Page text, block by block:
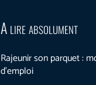
A lire absolument
Rajeunir son parquet :
d’emploi